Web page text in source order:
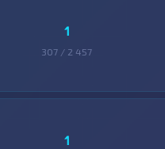
1
307 / 2 457
1